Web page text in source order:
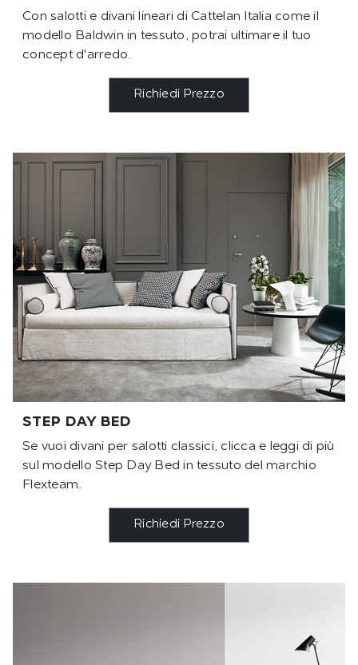
Con salotti e divani lineari di Cattelan Italia come il
modello Baldwin in tessuto, potrai ultimare il tuo
concept d'arredo.
Richiedi Prezzo
STEP DAY BED
Se vuoi divani per salotti classici, clicca e leggi di più
sul modello Step Day Bed in tessuto del marchio
Flexteam.
Richiedi Prezzo